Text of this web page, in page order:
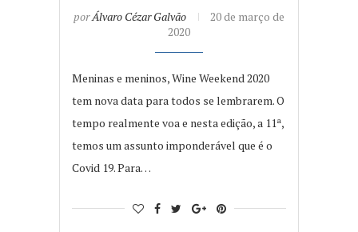
porÁlvaro Cézar Galvão
20 de março de
2020
Meninas e meninos, Wine Weekend 2020
tem nova data para todos se lembrarem. O
tempo realmente voa e nesta edição, a 11ª,
temos um assunto imponderável que é o
Covid 19. Para…